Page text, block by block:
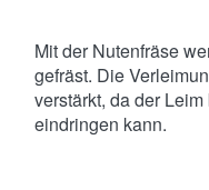
Mit der Nutenfräse
gefräst. Die
verstärkt, da der
eindringen kann.